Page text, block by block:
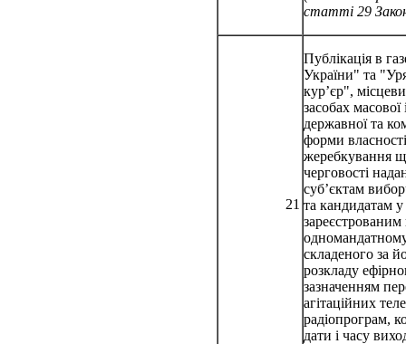
статті 29
21
Публікація в
України" та
кур’єр",
засобах масової
державної та
форми власності
жеребкування
черговості
суб’єктам
та кандидатам
зареєстрованим
складеного за
розкладу
зазначенням
агітаційних
радіопрограм,
дати і часу